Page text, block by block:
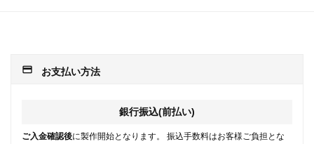
payment お支払い方法
銀行振込(前払い)
ご入金確認後に製作開始となります。 振込手数料はお客様ご負担とな